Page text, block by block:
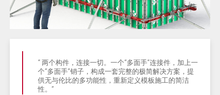
“ 两个构件，连接一切。一个“多面手”连接件，加上一
个“多面手”销子，构成一套完整的极简解决方案，提
供无与伦比的多功能性，重新定义模板施工的简洁
性。”